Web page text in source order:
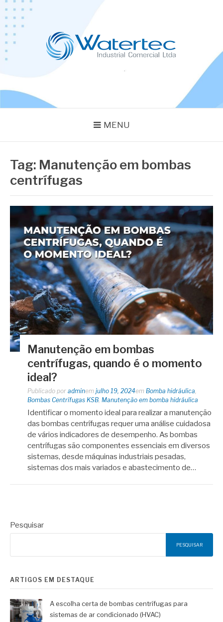
Pular
para
conteúdo
MENU
Tag: Manutenção em bombas
centrífugas
Manutenção em bombas
centrífugas, quando é o momento
ideal?
Publicado por adminem julho 19, 2024em Bomba hidráulica
Bombas Centrífugas KSB Manutenção em bomba hidráulica
Identificar o momento ideal para realizar a manutenção
das bombas centrífugas requer uma análise cuidadosa
de vários indicadores de desempenho. As bombas
centrífugas são componentes essenciais em diversos
sistemas, desde máquinas industriais pesadas,
sistemas dos mais variados e abastecimento de…
Pesquisar
PESQUISAR
ARTIGOS EM DESTAQUE
A escolha certa de bombas centrífugas para
sistemas de ar condicionado (HVAC)